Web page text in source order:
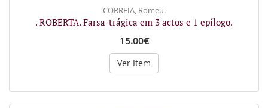
CORREIA, Romeu.
. ROBERTA. Farsa-trágica em 3 actos e 1 epílogo.
15.00€
Ver Item